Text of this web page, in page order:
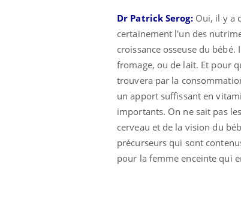
Dr Patrick Serog: Oui, il y a
certainement l'un des
croissance osseuse du
fromage, ou de lait. Et pour
trouvera par la
un apport suffissant en
importants. On ne sait pas
cerveau et de la vision du
précurseurs qui sont
pour la femme enceinte qui
Fatigue, irritabilité, brouillard mental ou
même alopécie… Les symptômes de la
carence en fer sont multiples ce qui la